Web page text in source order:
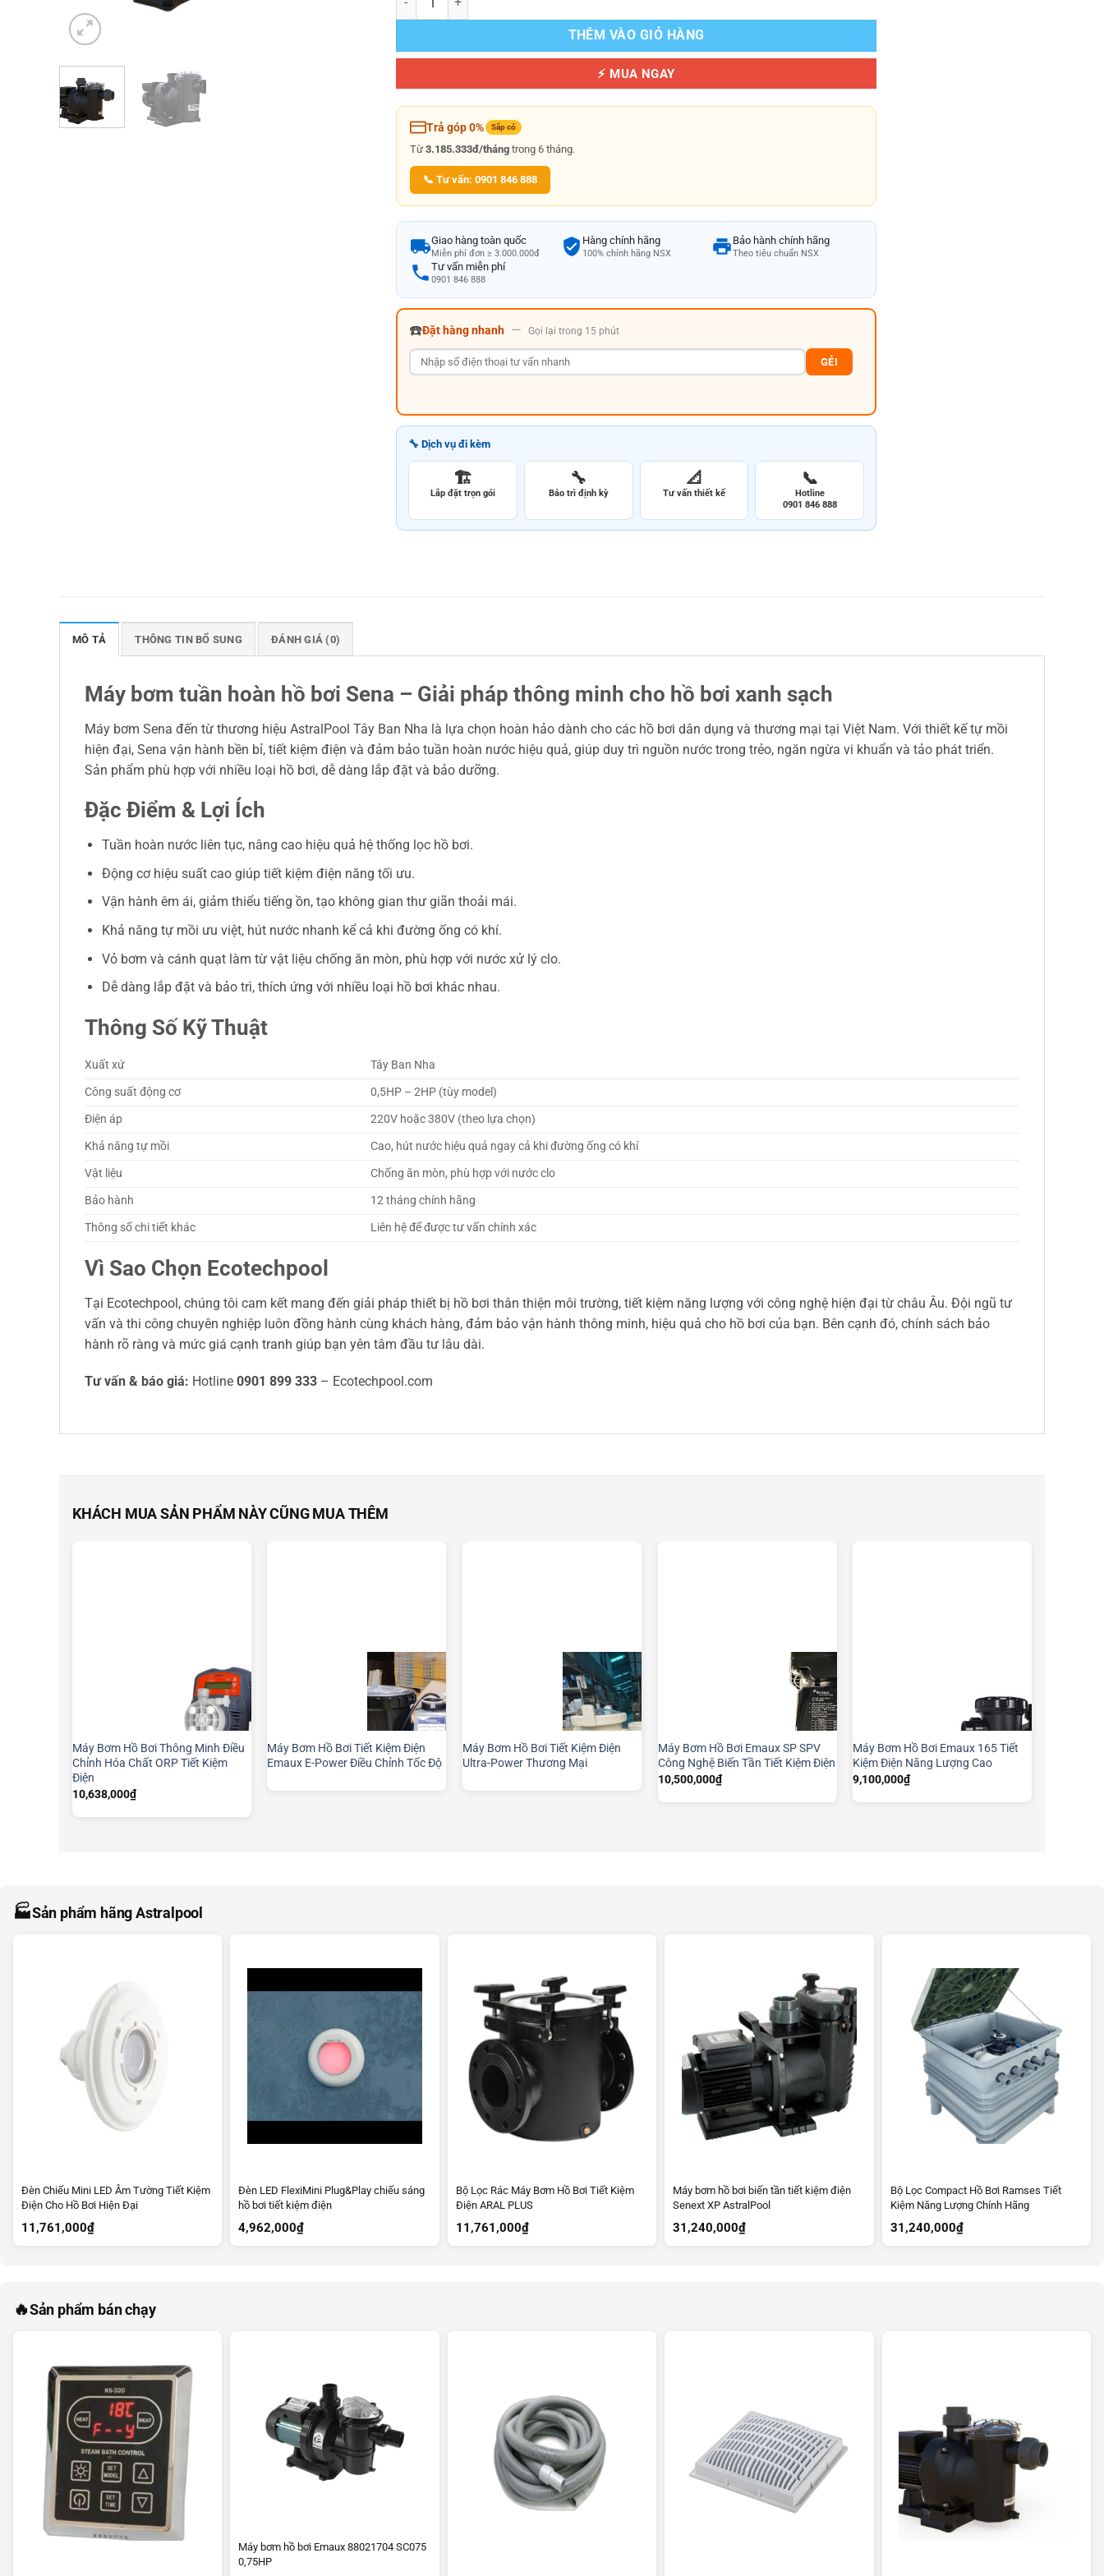
THÊM VÀO GIỎ HÀNG
⚡ MUA NGAY
Trả góp 0% Sắp có
Từ3.185.333đ/tháng trong 6 tháng.
📞 Tư vấn: 0901 846 888
Giao hàng toàn quốc
Miễn phí đơn ≥ 3.000.000đ
Hàng chính hãng
100% chính hãng NSX
Bảo hành chính hãng
Theo tiêu chuẩn NSX
Tư vấn miễn phí
0901 846 888
☎️Đặt hàng nhanh — Gọi lại trong 15 phút
GẺI
🔧 Dịch vụ đi kèm
🏗️
Lắp đặt trọn gói
🔧
Bảo trì định kỳ
📐
Tư vấn thiết kế
📞
Hotline
0901 846 888
MÔ TẢ THÔNG TIN BỔ SUNG ĐÁNH GIÁ (0)
Máy bơm tuần hoàn hồ bơi Sena – Giải pháp thông minh cho hồ bơi xanh sạch
Máy bơm Sena đến từ thương hiệu AstralPool Tây Ban Nha là lựa chọn hoàn hảo dành cho các hồ bơi dân dụng và thương mại tại Việt Nam. Với thiết kế tự mồi
hiện đại, Sena vận hành bền bỉ, tiết kiệm điện và đảm bảo tuần hoàn nước hiệu quả, giúp duy trì nguồn nước trong trẻo, ngăn ngừa vi khuẩn và tảo phát triển.
Sản phẩm phù hợp với nhiều loại hồ bơi, dễ dàng lắp đặt và bảo dưỡng.
Đặc Điểm & Lợi Ích
Tuần hoàn nước liên tục, nâng cao hiệu quả hệ thống lọc hồ bơi.
Động cơ hiệu suất cao giúp tiết kiệm điện năng tối ưu.
Vận hành êm ái, giảm thiểu tiếng ồn, tạo không gian thư giãn thoải mái.
Khả năng tự mồi ưu việt, hút nước nhanh kể cả khi đường ống có khí.
Vỏ bơm và cánh quạt làm từ vật liệu chống ăn mòn, phù hợp với nước xử lý clo.
Dễ dàng lắp đặt và bảo trì, thích ứng với nhiều loại hồ bơi khác nhau.
Thông Số Kỹ Thuật
Xuất xứ
Tây Ban Nha
Công suất động cơ
0,5HP – 2HP (tùy model)
Điện áp
220V hoặc 380V (theo lựa chọn)
Khả năng tự mồi
Cao, hút nước hiệu quả ngay cả khi đường ống có khí
Vật liệu
Chống ăn mòn, phù hợp với nước clo
Bảo hành
12 tháng chính hãng
Thông số chi tiết khác
Liên hệ để được tư vấn chính xác
Vì Sao Chọn Ecotechpool
Tại Ecotechpool, chúng tôi cam kết mang đến giải pháp thiết bị hồ bơi thân thiện môi trường, tiết kiệm năng lượng với công nghệ hiện đại từ châu Âu. Đội ngũ tư
vấn và thi công chuyên nghiệp luôn đồng hành cùng khách hàng, đảm bảo vận hành thông minh, hiệu quả cho hồ bơi của bạn. Bên cạnh đó, chính sách bảo
hành rõ ràng và mức giá cạnh tranh giúp bạn yên tâm đầu tư lâu dài.
Tư vấn & báo giá: Hotline 0901 899 333 – Ecotechpool.com
KHÁCH MUA SẢN PHẨM NÀY CŨNG MUA THÊM
Máy Bơm Hồ Bơi Thông Minh Điều
Chỉnh Hóa Chất ORP Tiết Kiệm
Điện
10,638,000₫
Máy Bơm Hồ Bơi Tiết Kiệm Điện
Emaux E-Power Điều Chỉnh Tốc Độ
Máy Bơm Hồ Bơi Tiết Kiệm Điện
Ultra-Power Thương Mại
Máy Bơm Hồ Bơi Emaux SP SPV
Công Nghệ Biến Tần Tiết Kiệm Điện
10,500,000₫
Máy Bơm Hồ Bơi Emaux 165 Tiết
Kiệm Điện Năng Lượng Cao
9,100,000₫
🏭Sản phẩm hãng Astralpool
Đèn Chiếu Mini LED Âm Tường Tiết Kiệm
Điện Cho Hồ Bơi Hiện Đại
11,761,000₫
Đèn LED FlexiMini Plug&Play chiếu sáng
hồ bơi tiết kiệm điện
4,962,000₫
Bộ Lọc Rác Máy Bơm Hồ Bơi Tiết Kiệm
Điện ARAL PLUS
11,761,000₫
Máy bơm hồ bơi biến tần tiết kiệm điện
Senext XP AstralPool
31,240,000₫
Bộ Lọc Compact Hồ Bơi Ramses Tiết
Kiệm Năng Lượng Chính Hãng
31,240,000₫
🔥Sản phẩm bán chạy
Máy bơm hồ bơi Emaux 88021704 SC075
0,75HP